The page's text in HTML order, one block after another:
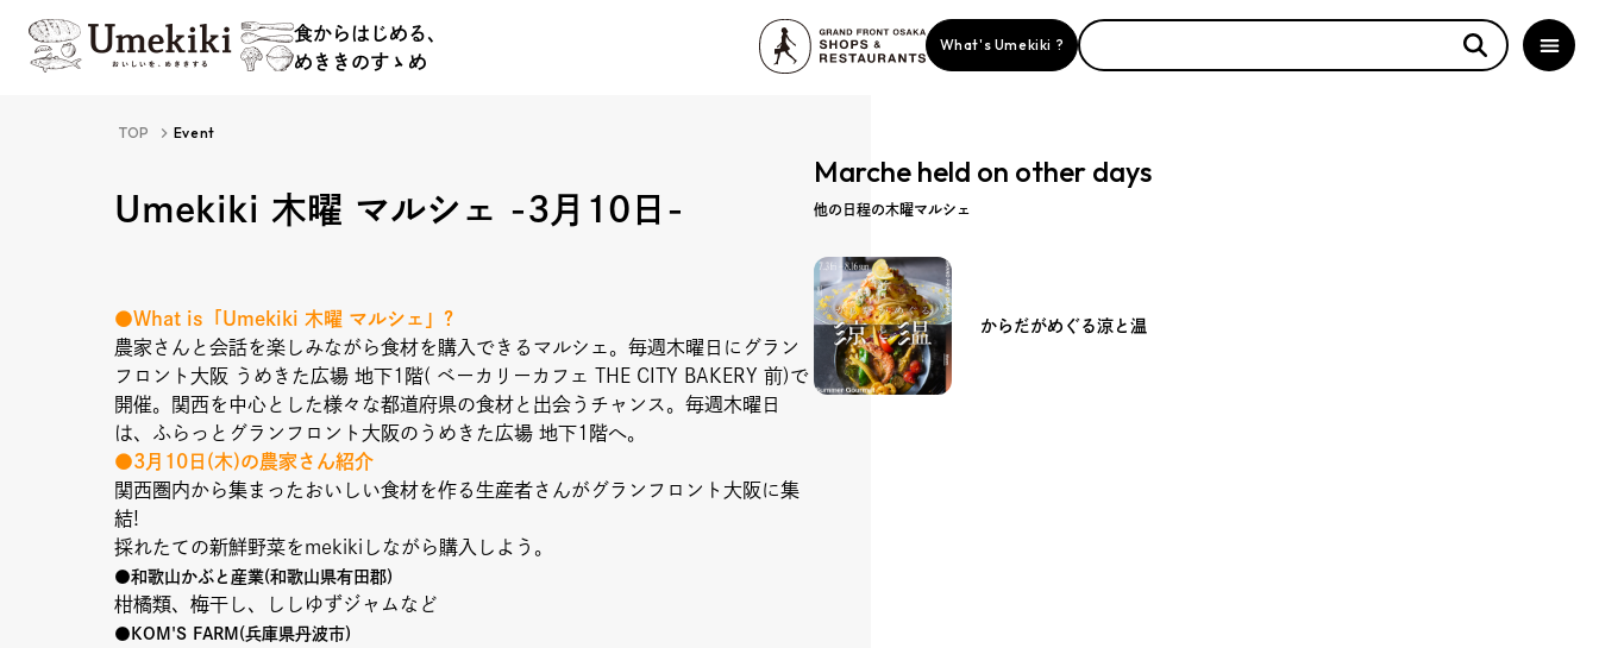
食からはじめる、
めききのすゝめ
What's Umekiki ?
About
History
Food Study
Column
Event
TOP Event
Umekiki 木曜 マルシェ -3月10日-
●What is「Umekiki 木曜 マルシェ」?
農家さんと会話を楽しみながら食材を購入できるマルシェ。毎週木曜日にグラン
フロント大阪 うめきた広場 地下1階( ベーカリーカフェ THE CITY BAKERY 前)で
開催。関西を中心とした様々な都道府県の食材と出会うチャンス。毎週木曜日
は、ふらっとグランフロント大阪のうめきた広場 地下1階へ。
●3月10日(木)の農家さん紹介
関西圏内から集まったおいしい食材を作る生産者さんがグランフロント大阪に集
結!
採れたての新鮮野菜をmekikiしながら購入しよう。
●和歌山かぶと産業(和歌山県有田郡)
柑橘類、梅干し、ししゆずジャムなど
●KOM'S FARM(兵庫県丹波市)
Marche held on other days
他の日程の木曜マルシェ
からだがめぐる涼と温